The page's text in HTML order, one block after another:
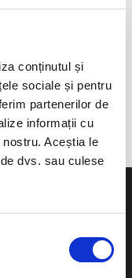
conținutul și
sociale și pentru
partenerilor de
informații cu
Aceștia le
dvs. sau culese